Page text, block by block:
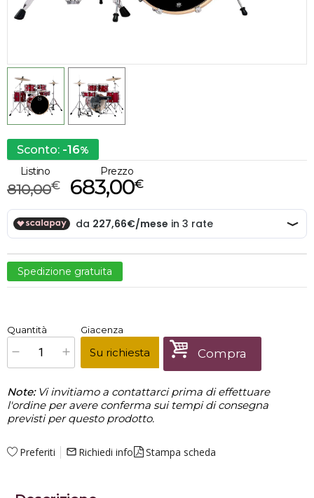
Sconto: -16%
Listino
€
810,00
Prezzo
€
683,00
Spedizione gratuita
x1 Prezzo finale:€683,00
Quantità Giacenza
Su richiesta Compra
Note: Vi invitiamo a contattarci prima di effettuare
l'ordine per avere conferma sui tempi di consegna
previsti per questo prodotto.
Preferiti mail_outline Richiedi info Stampa scheda